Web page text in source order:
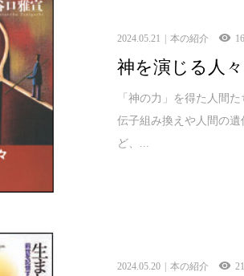
2024.05.21 本の紹介
神を演じる人
「神の力」を得た人間
伝子組み換えや人間の
ど、...
2024.05.20 本の紹介